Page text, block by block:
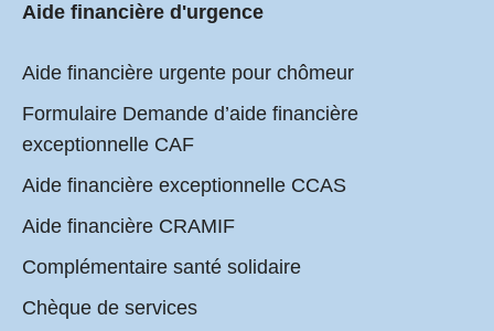
Aide financière d'urgence
Aide financière urgente pour chômeur
Formulaire Demande d’aide financière
exceptionnelle CAF
Aide financière exceptionnelle CCAS
Aide financière CRAMIF
Complémentaire santé solidaire
Chèque de services